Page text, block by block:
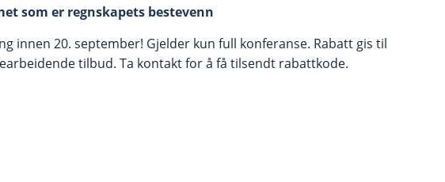
som er regnskapets bestevenn
innen 20. september! Gjelder kun full konferanse. Rabatt gis til
tilbud. Ta kontakt for å få tilsendt rabattkode.